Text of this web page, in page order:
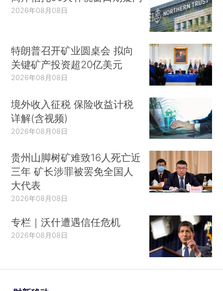
2026年08月08日
特朗普召开矿业圆桌会 拟向
关键矿产投资超20亿美元
2026年08月08日
境外收入征税 保险收益计税
详解(含视频)
2026年08月08日
贵州山脚树矿难致16人死亡近
三年 矿长涉罪被罢免全国人
大代表
2026年08月08日
专栏｜沃什遭遇信任危机
2026年08月08日